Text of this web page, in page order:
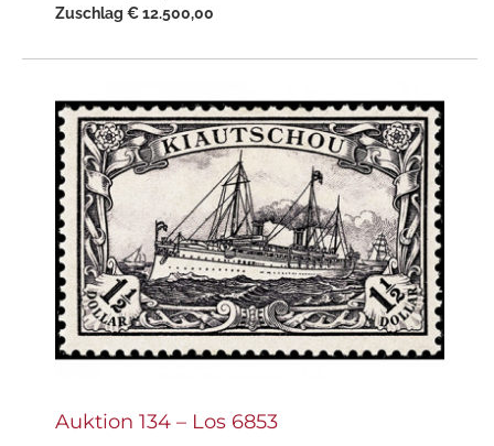
Zuschlag € 12.500,00
Auktion 134 – Los 6853